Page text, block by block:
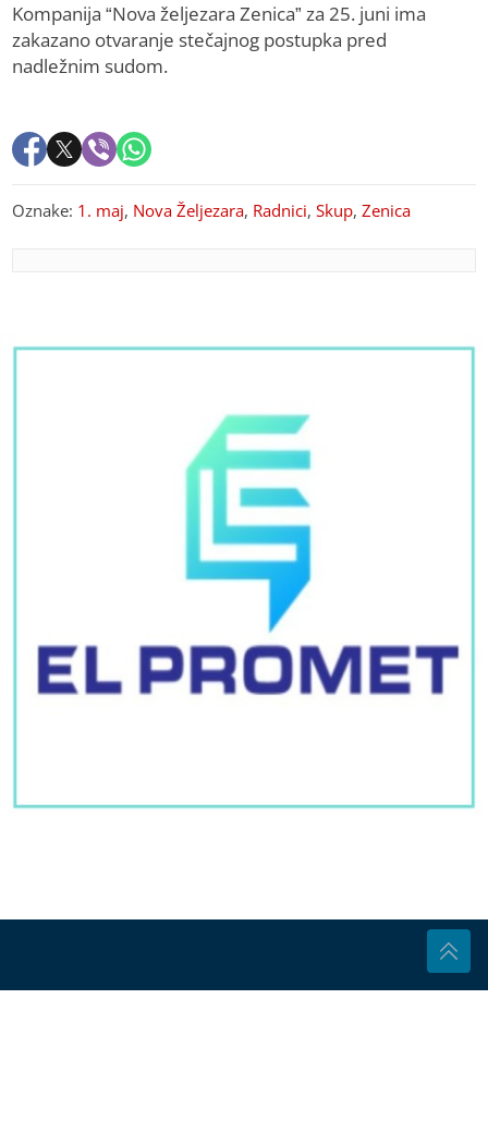
Kompanija “Nova željezara Zenica” za 25. juni ima
zakazano otvaranje stečajnog postupka pred
nadležnim sudom.
Oznake: 1. maj, Nova Željezara, Radnici,Skup,Zenica